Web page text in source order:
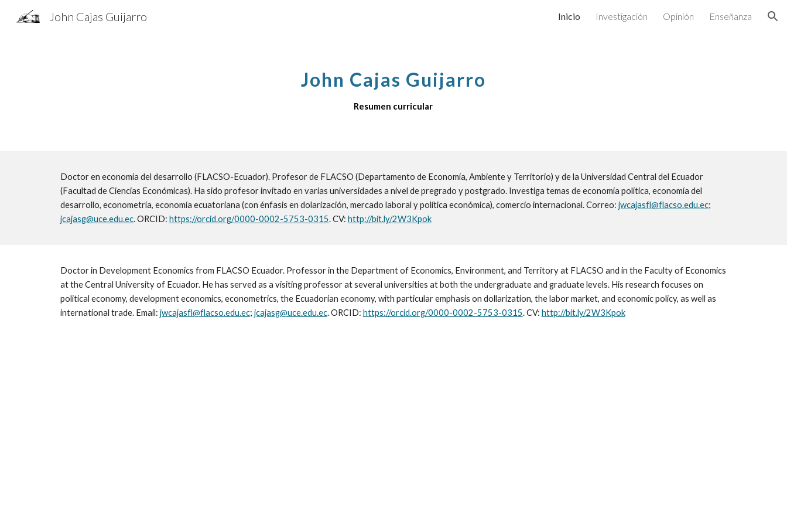
John Cajas Guijarro Inicio Investigación Opinión Enseñanza
John Cajas Guijarro
Resumen curricular
Doctor en economía del desarrollo (FLACSO-Ecuador). Profesor deFLACSO (Departamento de Economía, Ambiente y Territorio) y dela Universidad Central del Ecuador
(Facultad de Ciencias Económicas). Ha sido profesor invitado en varias universidades a nivel de pregrado y postgrado.Investiga temas de economía política, economía del
desarrollo, econometría, economía ecuatoriana (con énfasis en dolarización, mercado laboral y política económica), comercio internacional. Correo: jwcajasfl@flacso.edu.ec;
jcajasg@uce.edu.ec.ORCID: https://orcid.org/0000-0002-5753-0315.CV: http://bit.ly/2W3Kpok
Doctor in Development Economics from FLACSO Ecuador. Professor in the Department of Economics, Environment, and Territory at FLACSO and in the Faculty of Economics
at the Central University of Ecuador. He has served as a visiting professor at several universities at both the undergraduate and graduate levels. His research focuses on
political economy, development economics, econometrics, the Ecuadorian economy, with particular emphasis on dollarization, the labor market, and economic policy, as well as
international trade. Email: jwcajasfl@flacso.edu.ec; jcajasg@uce.edu.ec.ORCID: https://orcid.org/0000-0002-5753-0315. CV: http://bit.ly/2W3Kpok